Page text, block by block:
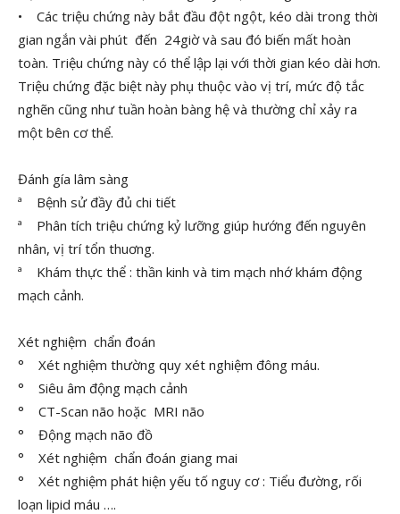
• Các triệu chứng này bắt đầu đột ngột, kéo dài trong thời
gian ngắn vài phút đến 24giờ và sau đó biến mất hoàn
toàn. Triệu chứng này có thể lập lại với thời gian kéo dài hơn.
Triệu chứng đặc biệt này phụ thuộc vào vị trí, mức độ tắc
nghẽn cũng như tuần hoàn bàng hệ và thường chỉ xảy ra
một bên cơ thể.
Đánh gía lâm sàng
ª Bệnh sử đầy đủ chi tiết
ª Phân tích triệu chứng kỷ lưỡng giúp hướng đến nguyên
nhân, vị trí tổn thuơng.
ª Khám thực thể : thần kinh và tim mạch nhớ khám động
mạch cảnh.
Xét nghiệm chẩn đoán
° Xét nghiệm thường quy xét nghiệm đông máu.
° Siêu âm động mạch cảnh
° CT-Scan não hoặc MRI não
° Động mạch não đồ
° Xét nghiệm chẩn đoán giang mai
° Xét nghiệm phát hiện yếu tố nguy cơ : Tiểu đường, rối
loạn lipid máu ….